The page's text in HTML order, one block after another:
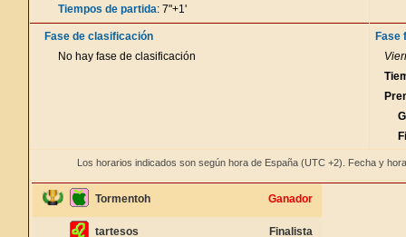
Tiempos de partida: 7"+1'
Fase de clasificación
No hay fase de clasificación
Fase
Los horarios indicados son según hora de España (UTC +2). Fecha y
Tormentoh Ganador
tartesos Finalista